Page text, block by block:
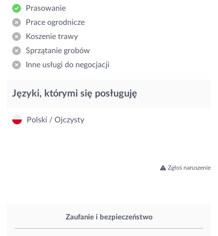
Zaufanie i bezpieczeństwo
Prasowanie
Prace ogrodnicze
Koszenie trawy
Sprzątanie grobów
Inne usługi do negocjacji
Języki, którymi się posługuję
Polski / Ojczysty
Zgłoś naruszenie